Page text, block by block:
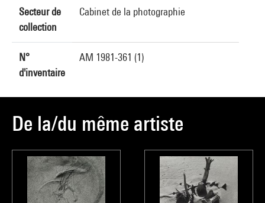
Secteur de
collection
Cabinet de la photographie
N°
d'inventaire
AM 1981-361 (1)
De la/du même artiste